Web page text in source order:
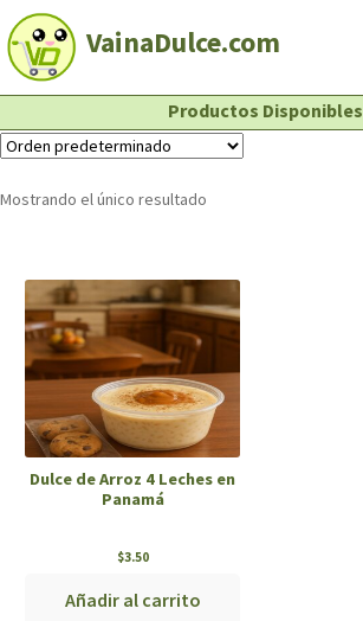
VainaDulce.com
Productos Disponibles
Mostrando el único resultado
Dulce de Arroz 4 Leches en
Panamá
$3.50
Añadir al carrito